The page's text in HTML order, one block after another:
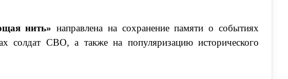
нить» направлена на сохранение памяти о событиях
солдат СВО, а также на популяризацию исторического